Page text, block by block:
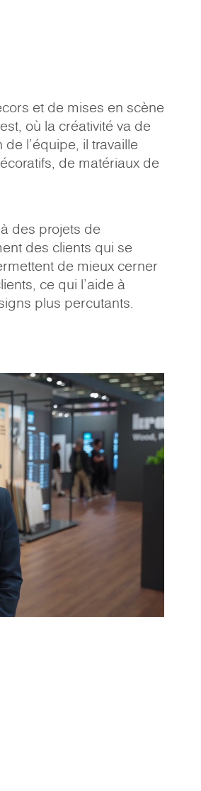
et de mises en scène
où la créativité va de
l'équipe, il travaille
de matériaux de
des projets de
des clients qui se
de mieux cerner
ce qui l'aide à
plus percutants.